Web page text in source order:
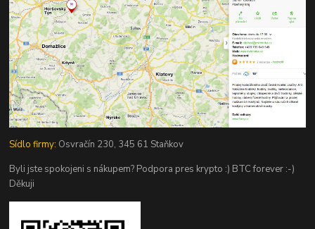
Sídlo firmy: Osvračín 230, 345 61 Staňkov
Byli jste spokojeni s nákupem? Podpora pres krypto :) BTC forever :-)
Děkuji